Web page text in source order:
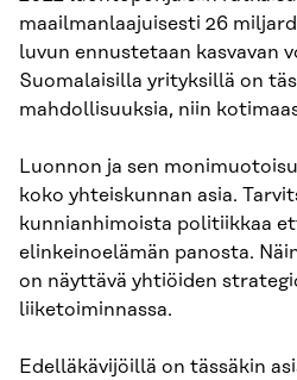
maailmanlaajuisesti 26
luvun ennustetaan kasvavan
Suomalaisilla yrityksillä on
mahdollisuuksia, niin
Luonnon ja sen
koko yhteiskunnan asia.
kunnianhimoista politiikkaa
elinkeinoelämän panosta.
on näyttävä yhtiöiden
liiketoiminnassa.
Edelläkävijöillä on tässäkin